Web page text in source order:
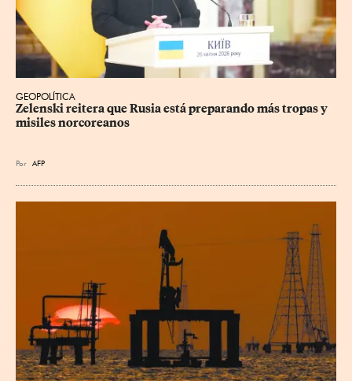
GEOPOLÍTICA
Zelenski reitera que Rusia está preparando más tropas y
misiles norcoreanos
Por AFP